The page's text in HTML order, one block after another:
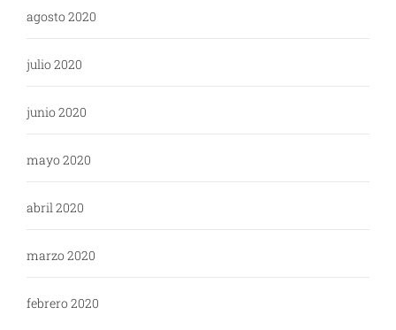
agosto 2020
julio 2020
junio 2020
mayo 2020
abril 2020
marzo 2020
febrero 2020